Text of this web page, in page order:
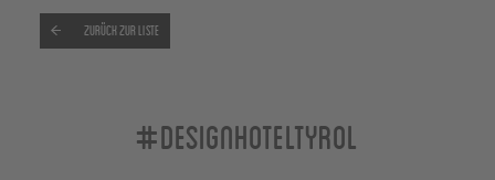
Zurück zur Liste
#designhoteltyrol